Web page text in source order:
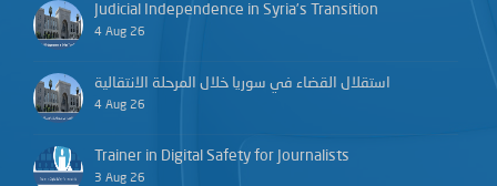
Judicial Independence in Syria’s Transition
4 Aug 26
استقلال القضاء في سوريا خلال المرحلة الانتقالية
4 Aug 26
Trainer in Digital Safety for Journalists
3 Aug 26